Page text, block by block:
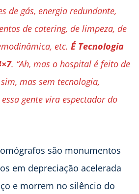
de gás, energia redundante,
de catering, de limpeza, de
etc. É Tecnologia
. “Ah, mas o hospital é feito de
mas sem tecnologia,
gente vira espectador do
são monumentos
em depreciação acelerada
e morrem no silêncio do